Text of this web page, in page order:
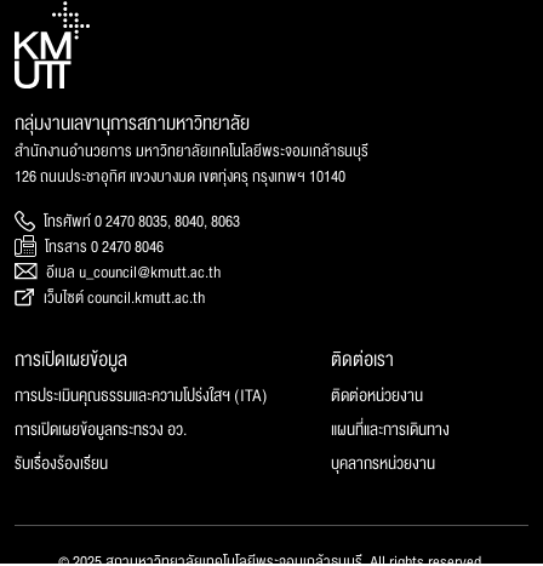
กลุ่มงานเลขานุการสภามหาวิทยาลัย
สำนักงานอำนวยการ มหาวิทยาลัยเทคโนโลยีพระจอมเกล้าธนบุรี
126 ถนนประชาอุทิศ แขวงบางมด เขตทุ่งครุ กรุงเทพฯ 10140
โทรศัพท์ 0 2470 8035, 8040, 8063
โทรสาร 0 2470 8046
อีเมล u_council@kmutt.ac.th
เว็บไซต์ council.kmutt.ac.th
การเปิดเผยข้อมูล
การประเมินคุณธรรมและความโปร่งใสฯ (ITA)
การเปิดเผยข้อมูลกระทรวง อว.
รับเรื่องร้องเรียน
ติดต่อเรา
ติดต่อหน่วยงาน
แผนที่และการเดินทาง
บุคลากรหน่วยงาน